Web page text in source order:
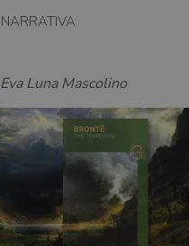
NARRATIVA
Eva Luna Mascolino